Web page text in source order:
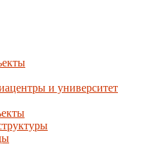
и университет